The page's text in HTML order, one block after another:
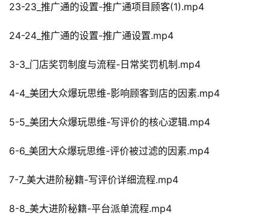
23-23_推广通的设置-推广通项目顾客(1).mp4
24-24_推广通的设置-推广通设置.mp4
3-3_门店奖罚制度与流程-日常奖罚机制.mp4
4-4_美团大众爆玩思维-影响顾客到店的因素.mp4
5-5_美团大众爆玩思维-写评价的核心逻辑.mp4
6-6_美团大众爆玩思维-评价被过滤的因素.mp4
7-7_美大进阶秘籍-写评价详细流程.mp4
8-8_美大进阶秘籍-平台派单流程.mp4